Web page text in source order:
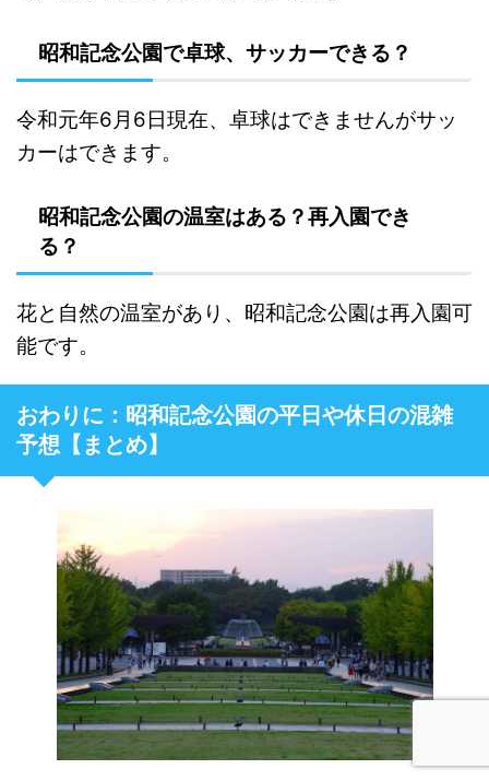
昭和記念公園で卓球、サッカーできる？
令和元年6月6日現在、卓球はできませんがサッ
カーはできます。
昭和記念公園の温室はある？再入園でき
る？
花と自然の温室があり、昭和記念公園は再入園可
能です。
おわりに：昭和記念公園の平日や休日の混雑
予想【まとめ】